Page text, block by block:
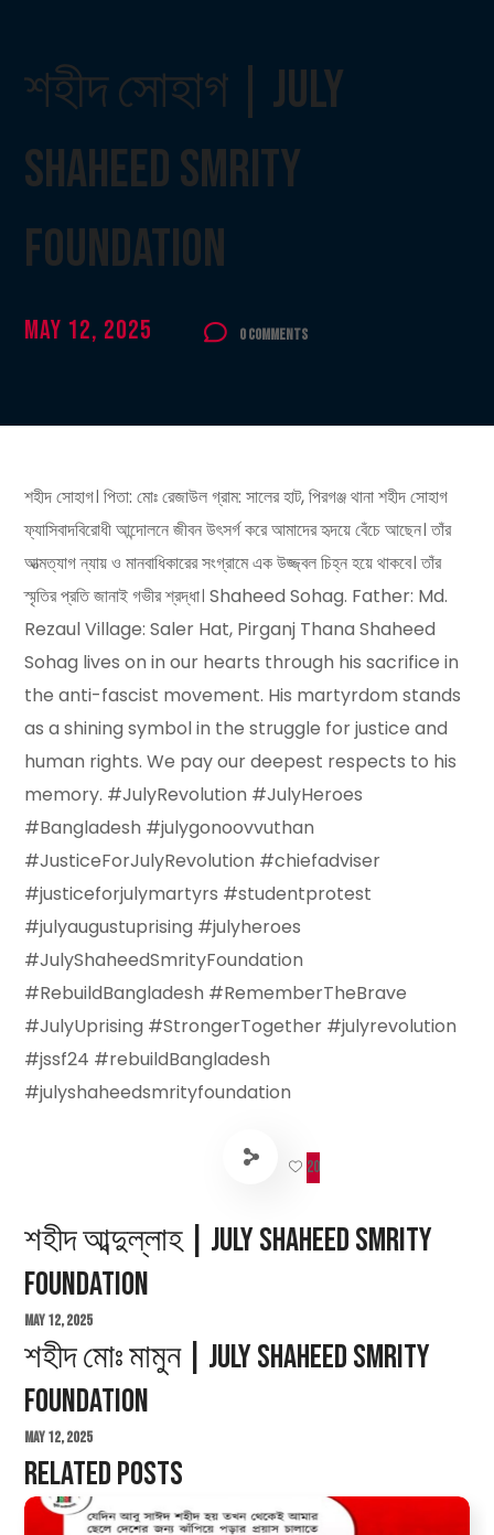
শহীদ সোহাগ | July
Shaheed Smrity
Foundation
May 12, 2025 0 Comments
শহীদ সোহাগ। পিতা: মোঃ রেজাউল গ্রাম: সালের হাট, পিরগঞ্জ থানা শহীদ সোহাগ
ফ্যাসিবাদবিরোধী আন্দোলনে জীবন উৎসর্গ করে আমাদের হৃদয়ে বেঁচে আছেন। তাঁর
আত্মত্যাগ ন্যায় ও মানবাধিকারের সংগ্রামে এক উজ্জ্বল চিহ্ন হয়ে থাকবে। তাঁর
স্মৃতির প্রতি জানাই গভীর শ্রদ্ধা। Shaheed Sohag. Father: Md.
Rezaul Village: Saler Hat, Pirganj Thana Shaheed
Sohag lives on in our hearts through his sacrifice in
the anti-fascist movement. His martyrdom stands
as a shining symbol in the struggle for justice and
human rights. We pay our deepest respects to his
memory. #JulyRevolution #JulyHeroes
#Bangladesh #julygonoovvuthan
#JusticeForJulyRevolution #chiefadviser
#justiceforjulymartyrs #studentprotest
#julyaugustuprising #julyheroes
#JulyShaheedSmrityFoundation
#RebuildBangladesh #RememberTheBrave
#JulyUprising #StrongerTogether #julyrevolution
#jssf24 #rebuildBangladesh
#julyshaheedsmrityfoundation
20
শহীদ আব্দুল্লাহ | July Shaheed Smrity
Foundation
May 12, 2025
শহীদ মোঃ মামুন | July Shaheed Smrity
Foundation
May 12, 2025
Related Posts